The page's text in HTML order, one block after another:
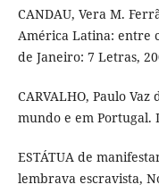
CANDAU, Vera M.
América Latina: entre
de Janeiro: 7 Letras,
CARVALHO, Paulo
mundo e em Portugal.
ESTÁTUA de
lembrava escravista,